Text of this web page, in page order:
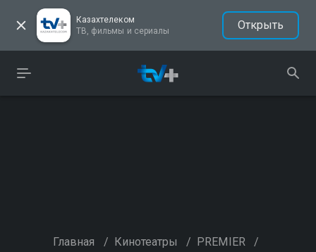
Казахтелеком
ТВ, фильмы и сериалы
Открыть
Главная / Кинотеатры / PREMIER /